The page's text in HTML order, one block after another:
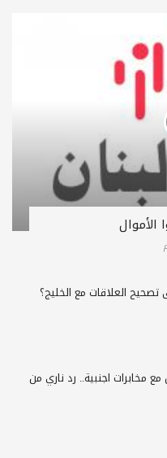
الأموال
تصحيح العلاقات مع الخليج؟
مع مخابرات اجنبية.. رد ناري من